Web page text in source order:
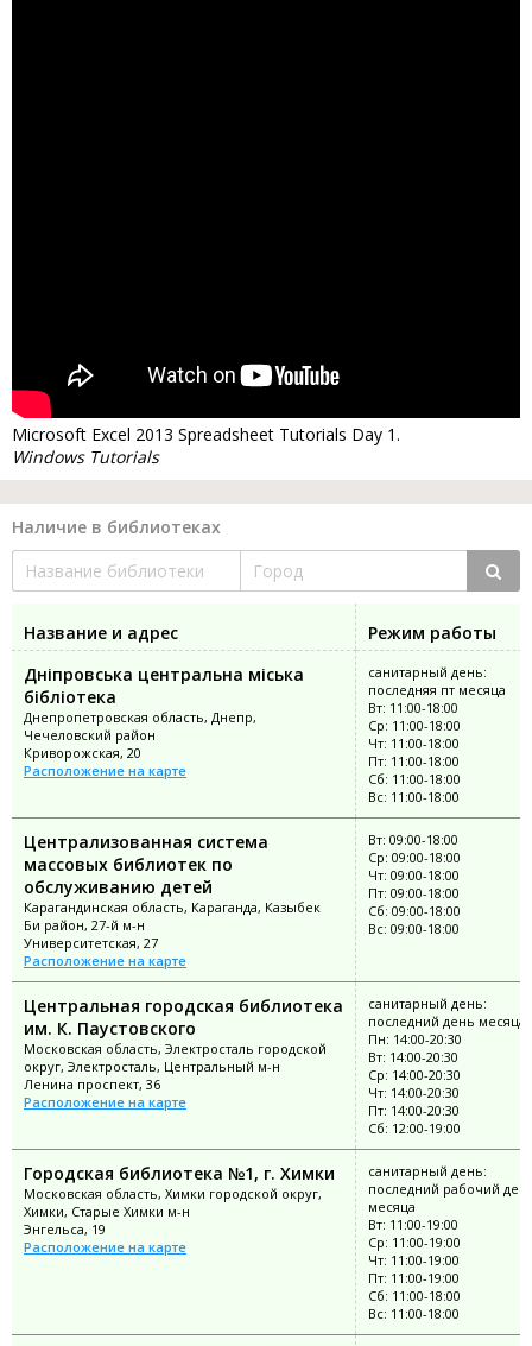
Microsoft Excel 2013 Spreadsheet Tutorials Day 1.
Windows Tutorials
Наличие в библиотеках
Название и адрес
Режим работы
Дніпровська центральна міська
бібліотека
Днепропетровская область, Днепр,
Чечеловский район
Криворожская, 20
Расположение на карте
санитарный день:
последняя пт месяца
Вт: 11:00-18:00
Ср: 11:00-18:00
Чт: 11:00-18:00
Пт: 11:00-18:00
Сб: 11:00-18:00
Вс: 11:00-18:00
Централизованная система
массовых библиотек по
обслуживанию детей
Карагандинская область, Караганда, Казыбек
Би район, 27-й м-н
Университетская, 27
Расположение на карте
Вт: 09:00-18:00
Ср: 09:00-18:00
Чт: 09:00-18:00
Пт: 09:00-18:00
Сб: 09:00-18:00
Вс: 09:00-18:00
Центральная городская библиотека
им. К. Паустовского
Московская область, Электросталь городской
округ, Электросталь, Центральный м-н
Ленина проспект, 36
Расположение на карте
санитарный день:
последний день месяца
Пн: 14:00-20:30
Вт: 14:00-20:30
Ср: 14:00-20:30
Чт: 14:00-20:30
Пт: 14:00-20:30
Сб: 12:00-19:00
Городская библиотека №1, г. Химки
Московская область, Химки городской округ,
Химки, Старые Химки м-н
Энгельса, 19
Расположение на карте
санитарный день:
последний рабочий
месяца
Вт: 11:00-19:00
Ср: 11:00-19:00
Чт: 11:00-19:00
Пт: 11:00-19:00
Сб: 11:00-18:00
Вс: 11:00-18:00